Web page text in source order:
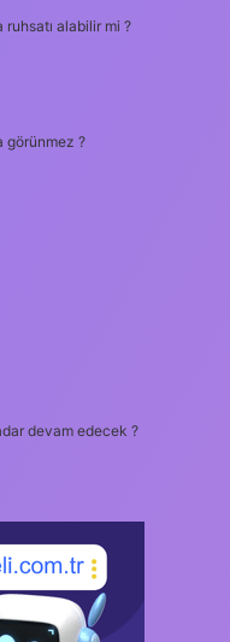
ruhsatı alabilir mi ?
görünmez ?
devam edecek ?